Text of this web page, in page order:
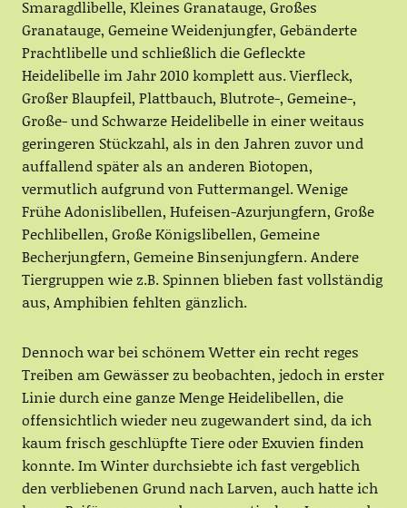
Smaragdlibelle, Kleines Granatauge, Großes
Granatauge, Gemeine Weidenjungfer, Gebänderte
Prachtlibelle und schließlich die Gefleckte
Heidelibelle im Jahr 2010 komplett aus. Vierfleck,
Großer Blaupfeil, Plattbauch, Blutrote-, Gemeine-,
Große- und Schwarze Heidelibelle in einer weitaus
geringeren Stückzahl, als in den Jahren zuvor und
auffallend später als an anderen Biotopen,
vermutlich aufgrund von Futtermangel. Wenige
Frühe Adonislibellen, Hufeisen-Azurjungfern, Große
Pechlibellen, Große Königslibellen, Gemeine
Becherjungfern, Gemeine Binsenjungfern. Andere
Tiergruppen wie z.B. Spinnen blieben fast vollständig
aus, Amphibien fehlten gänzlich.
Dennoch war bei schönem Wetter ein recht reges
Treiben am Gewässer zu beobachten, jedoch in erster
Linie durch eine ganze Menge Heidelibellen, die
offensichtlich wieder neu zugewandert sind, da ich
kaum frisch geschlüpfte Tiere oder Exuvien finden
konnte. Im Winter durchsiebte ich fast vergeblich
den verbliebenen Grund nach Larven, auch hatte ich